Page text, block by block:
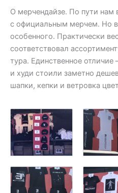
О мерчендайзе. По пути нам
с официальным мерчем. Но
особенного. Практически
соответствовал
тура. Единственное
и худи стоили заметно
шапки, кепки и ветровка